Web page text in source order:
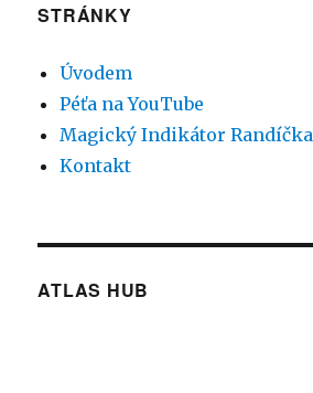
STRÁNKY
Úvodem
Péťa na YouTube
Magický Indikátor Randíčka
Kontakt
ATLAS HUB